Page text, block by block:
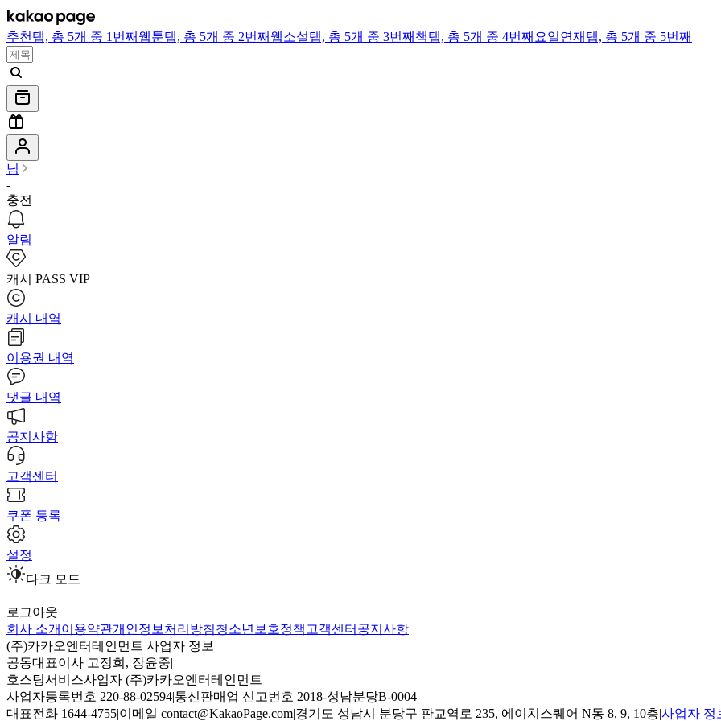
추천 탭, 총 5개 중 1번째 웹툰탭, 총 5개 중 2번째 웹소설탭, 총 5개 중 3번째 책탭, 총 5개 중 4번째 요일연재 탭, 총 5개 중 5번째
님
-
충전
알림
캐시 PASS VIP
캐시 내역
이용권 내역
댓글 내역
공지사항
고객센터
쿠폰 등록
설정
다크 모드
로그아웃
회사 소개 이용약관개인정보처리방침청소년보호정책 고객센터 공지사항
(주)카카오엔터테인먼트 사업자 정보
공동대표이사 고정희, 장윤중|
호스팅서비스사업자 (주)카카오엔터테인먼트
사업자등록번호 220-88-02594|통신판매업 신고번호 2018-성남분당B-0004
대표전화 1644-4755|이메일 contact@KakaoPage.com|경기도 성남시 분당구 판교역로 235, 에이치스퀘어 N동 8, 9, 10층|사업자 정